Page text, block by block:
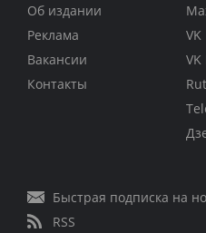
Об издании
Реклама
Вакансии
Контакты
VK
Быстрая подписка на
RSS